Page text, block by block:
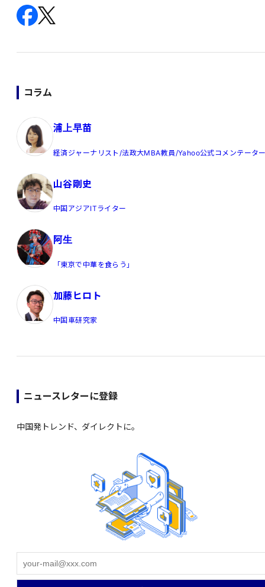
ペ
ー
ジ
り
コラム
浦上早苗
経済ジャーナリスト/法政大MBA教員/Yahoo公式コメンテータ
山谷剛史
中国アジアITライター
阿生
「東京で中華を食らう」
加藤ヒロト
中国車研究家
ニュースレターに登録
中国発トレンド、ダイレクトに。